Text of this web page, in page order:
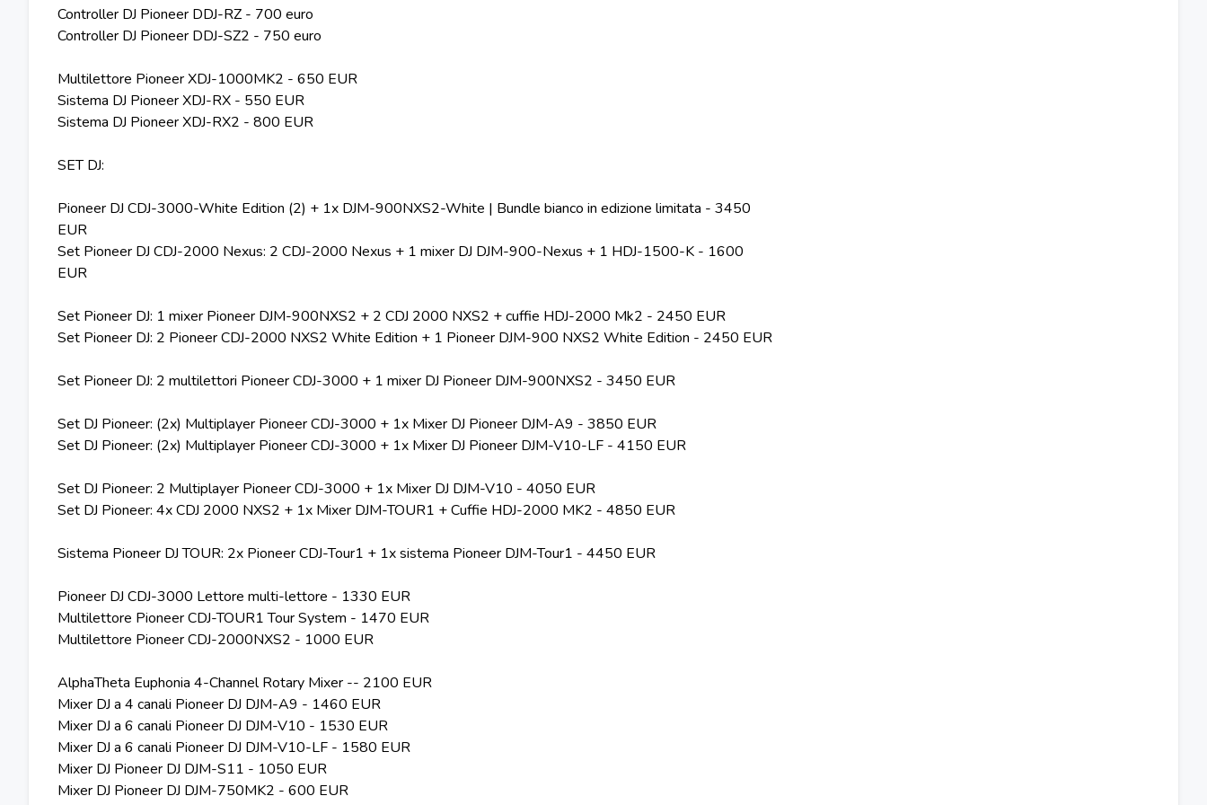
Controller DJ Pioneer DDJ-RZ - 700 euro
Controller DJ Pioneer DDJ-SZ2 ​​- 750 euro
Multilettore Pioneer XDJ-1000MK2 - 650 EUR
Sistema DJ Pioneer XDJ-RX - 550 EUR
Sistema DJ Pioneer XDJ-RX2 - 800 EUR
SET DJ:
Pioneer DJ CDJ-3000-White Edition (2) + 1x DJM-900NXS2-White | Bundle bianco in edizione limitata - 3450
EUR
Set Pioneer DJ CDJ-2000 Nexus: 2 CDJ-2000 Nexus + 1 mixer DJ DJM-900-Nexus + 1 HDJ-1500-K - 1600
EUR
Set Pioneer DJ: 1 mixer Pioneer DJM-900NXS2 + 2 CDJ 2000 NXS2 + cuffie HDJ-2000 Mk2 - 2450 EUR
Set Pioneer DJ: 2 Pioneer CDJ-2000 NXS2 White Edition + 1 Pioneer DJM-900 NXS2 White Edition - 2450 EUR
Set Pioneer DJ: 2 multilettori Pioneer CDJ-3000 + 1 mixer DJ Pioneer DJM-900NXS2 - 3450 EUR
Set DJ Pioneer: (2x) Multiplayer Pioneer CDJ-3000 + 1x Mixer DJ Pioneer DJM-A9 - 3850 EUR
Set DJ Pioneer: (2x) Multiplayer Pioneer CDJ-3000 + 1x Mixer DJ Pioneer DJM-V10-LF - 4150 EUR
Set DJ Pioneer: 2 Multiplayer Pioneer CDJ-3000 + 1x Mixer DJ DJM-V10 - 4050 EUR
Set DJ Pioneer: 4x CDJ 2000 NXS2 + 1x Mixer DJM-TOUR1 + Cuffie HDJ-2000 MK2 - 4850 EUR
Sistema Pioneer DJ TOUR: 2x Pioneer CDJ-Tour1 + 1x sistema Pioneer DJM-Tour1 - 4450 EUR
Pioneer DJ CDJ-3000 Lettore multi-lettore - 1330 EUR
Multilettore Pioneer CDJ-TOUR1 Tour System - 1470 EUR
Multilettore Pioneer CDJ-2000NXS2 - 1000 EUR
AlphaTheta Euphonia 4-Channel Rotary Mixer -- 2100 EUR
Mixer DJ a 4 canali Pioneer DJ DJM-A9 - 1460 EUR
Mixer DJ a 6 canali Pioneer DJ DJM-V10 - 1530 EUR
Mixer DJ a 6 canali Pioneer DJ DJM-V10-LF - 1580 EUR
Mixer DJ Pioneer DJ DJM-S11 - 1050 EUR
Mixer DJ Pioneer DJ DJM-750MK2 - 600 EUR